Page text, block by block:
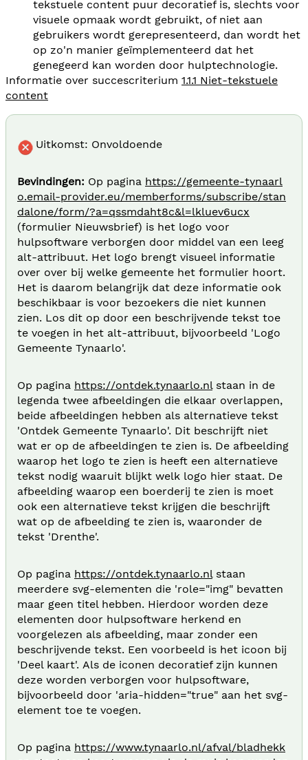
tekstuele content puur decoratief is, slechts voor
visuele opmaak wordt gebruikt, of niet aan
gebruikers wordt gerepresenteerd, dan wordt het
op zo'n manier geïmplementeerd dat het
genegeerd kan worden door hulptechnologie.
Informatie over succescriterium 1.1.1 Niet-tekstuele
content
Uitkomst: Onvoldoende
Bevindingen: Op pagina https://gemeente-tynaarl
o.email-provider.eu/memberforms/subscribe/stan
dalone/form/?a=qssmdaht8c&l=lkluev6ucx
(formulier Nieuwsbrief) is het logo voor
hulpsoftware verborgen door middel van een leeg
alt-attribuut. Het logo brengt visueel informatie
over over bij welke gemeente het formulier hoort.
Het is daarom belangrijk dat deze informatie ook
beschikbaar is voor bezoekers die niet kunnen
zien. Los dit op door een beschrijvende tekst toe
te voegen in het alt-attribuut, bijvoorbeeld 'Logo
Gemeente Tynaarlo'.
Op pagina https://ontdek.tynaarlo.nlstaan in de
legenda twee afbeeldingen die elkaar overlappen,
beide afbeeldingen hebben als alternatieve tekst
'Ontdek Gemeente Tynaarlo'. Dit beschrijft niet
wat er op de afbeeldingen te zien is. De afbeelding
waarop het logo te zien is heeft een alternatieve
tekst nodig waaruit blijkt welk logo hier staat. De
afbeelding waarop een boerderij te zien is moet
ook een alternatieve tekst krijgen die beschrijft
wat op de afbeelding te zien is, waaronder de
tekst 'Drenthe'.
Op pagina https://ontdek.tynaarlo.nlstaan
meerdere svg-elementen die 'role="img" bevatten
maar geen titel hebben. Hierdoor worden deze
elementen door hulpsoftware herkend en
voorgelezen als afbeelding, maar zonder een
beschrijvende tekst. Een voorbeeld is het icoon bij
'Deel kaart'. Als de iconen decoratief zijn kunnen
deze worden verborgen voor hulpsoftware,
bijvoorbeeld door 'aria-hidden="true" aan het svg-
element toe te voegen.
Op pagina https://www.tynaarlo.nl/afval/bladhekk